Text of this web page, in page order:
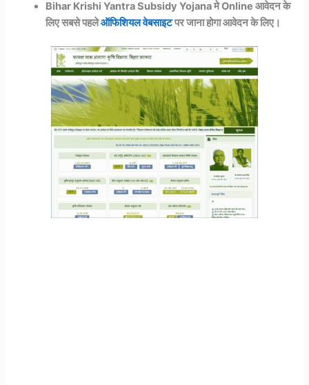
Bihar Krishi Yantra Subsidy Yojana मे Online आवेदन के
लिए सबसे पहलेऑफिशियल वेबसाइटपर जाना होगा आवेदन के लिए।